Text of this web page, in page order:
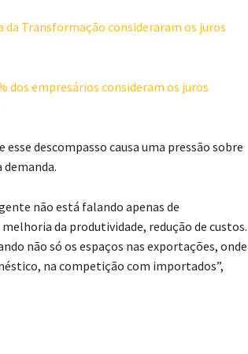
Transformação consideraram os juros
dos empresários consideram os juros
descompasso causa uma pressão sobre
demanda.
não está falando apenas de
da produtividade, redução de custos.
não só os espaços nas exportações, onde
na competição com importados”,